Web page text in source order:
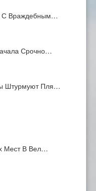
С Враждебным…
Срочно…
Штурмуют Пля…
Мест В Вел…